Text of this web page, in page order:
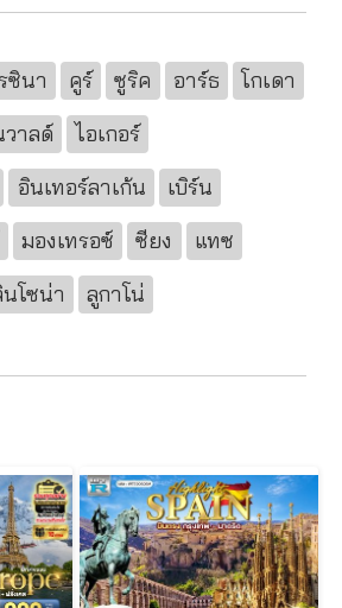
ซินา คูร์ ซูริค อาร์ธ
โกเดา
าลด์
ไอเกอร์
อินเทอร์ลาเก้น
เบิร์น
มองเทรอซ์ ซียง
แทซ
นโซน่า ลูกาโน่